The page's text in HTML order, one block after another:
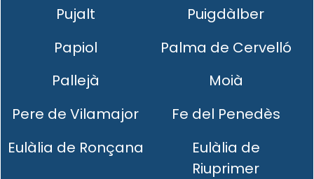
Pujalt
Puigdàlber
Papiol
Palma de Cervelló
Pallejà
Moià
Pere de Vilamajor
Fe del Penedès
Eulàlia de Ronçana
Eulàlia de
Riuprimer